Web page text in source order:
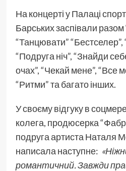
На концерті у Палаці
Барських заспівали разом
“Танцювати” “Бестселер”,
“Подруга ніч”, “Знайди
очах”, “Чекай мене”, “Все
“Ритми” та багато інших.
У своєму відгуку в
колега, продюсерка
подруга артиста Наталя
написала наступне:
романтичний. Завжди